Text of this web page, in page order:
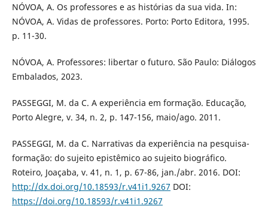
NÓVOA, A. Os professores e as histórias da sua vida. In:
NÓVOA, A. Vidas de professores. Porto: Porto Editora, 1995.
p. 11-30.
NÓVOA, A. Professores: libertar o futuro. São Paulo: Diálogos
Embalados, 2023.
PASSEGGI, M. da C. A experiência em formação. Educação,
Porto Alegre, v. 34, n. 2, p. 147-156, maio/ago. 2011.
PASSEGGI, M. da C. Narrativas da experiência na pesquisa-
formação: do sujeito epistêmico ao sujeito biográfico.
Roteiro, Joaçaba, v. 41, n. 1, p. 67-86, jan./abr. 2016. DOI:
http://dx.doi.org/10.18593/r.v41i1.9267 DOI:
https://doi.org/10.18593/r.v41i1.9267